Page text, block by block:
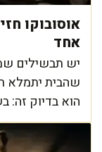
אוסובוקו
אחד
יש תבשילים
שהבית יתמלא
הוא בדיוק זה: